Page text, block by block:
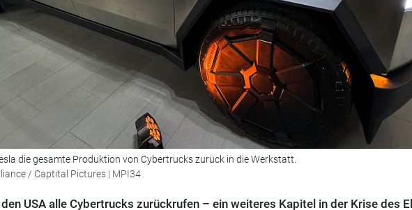
die gesamte Produktion von Cybertrucks zurück in die Werkstatt.
/ Captital Pictures | MPI34
USA alle Cybertrucks zurückrufen – ein weiteres Kapitel in der Krise des